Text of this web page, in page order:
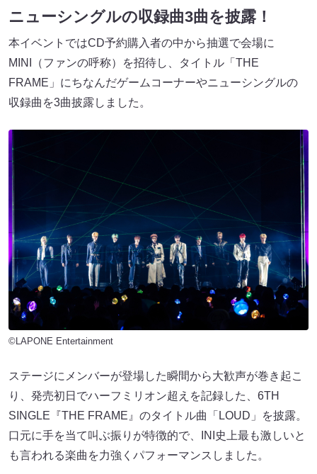
ニューシングルの収録曲3曲を披露！
本イベントではCD予約購入者の中から抽選で会場に
MINI（ファンの呼称）を招待し、タイトル「THE
FRAME」にちなんだゲームコーナーやニューシングルの
収録曲を3曲披露しました。
©LAPONE Entertainment
ステージにメンバーが登場した瞬間から大歓声が巻き起こ
り、発売初日でハーフミリオン超えを記録した、6TH
SINGLE『THE FRAME』のタイトル曲「LOUD」を披露。
口元に手を当て叫ぶ振りが特徴的で、INI史上最も激しいと
も言われる楽曲を力強くパフォーマンスしました。